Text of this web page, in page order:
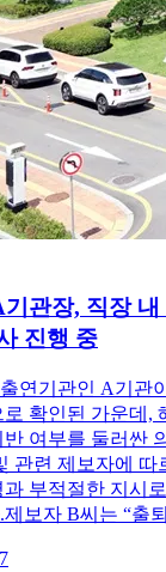
관장, 직장 내
진행 중
연기관인 A기관
확인된 가운데,
여부를 둘러싼
관련 제보자에 따
부적절한 지시
보자 B씨는 “출